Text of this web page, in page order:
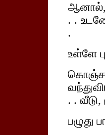
ஆனால்,
. .
.
உள்ளே
. .
பழுது